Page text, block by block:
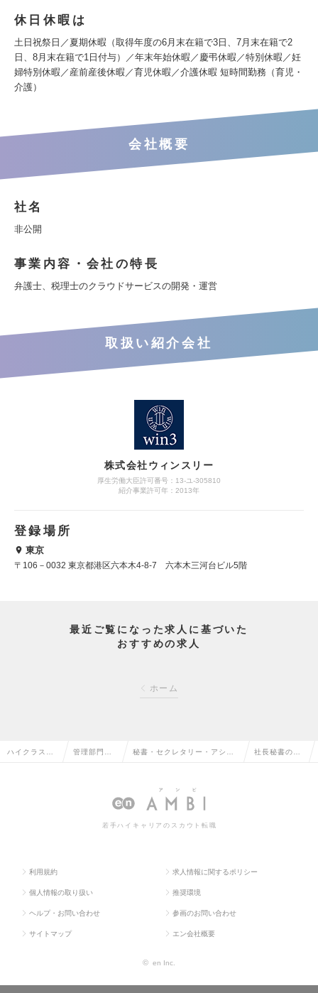
休日休暇は
土日祝祭日／夏期休暇（取得年度の6月末在籍で3日、7月末在籍で2
日、8月末在籍で1日付与）／年末年始休暇／慶弔休暇／特別休暇／妊
婦特別休暇／産前産後休暇／育児休暇／介護休暇 短時間勤務（育児・
介護）
会社概要
社名
非公開
事業内容・会社の特長
弁護士、税理士のクラウドサービスの開発・運営
取扱い紹介会社
株式会社ウィンスリー
厚生労働大臣許可番号：13-ユ-305810
紹介事業許可年：2013年
登録場所
東京
〒106－0032 東京都港区六本木4-8-7 六本木三河台ビル5階
最近ご覧になった求人に基づいた
おすすめの求人
ホーム
ハイクラス求 管理部門系 秘書・セクレタリー・アシス 社長秘書の求
若手ハイキャリアのスカウト転職
利用規約 求人情報に関するポリシー
個人情報の取り扱い 推奨環境
ヘルプ・お問い合わせ 参画のお問い合わせ
サイトマップ エン会社概要
© en Inc.